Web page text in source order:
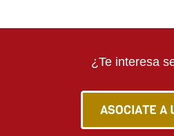
¿Te interesa
ASOCIATE A